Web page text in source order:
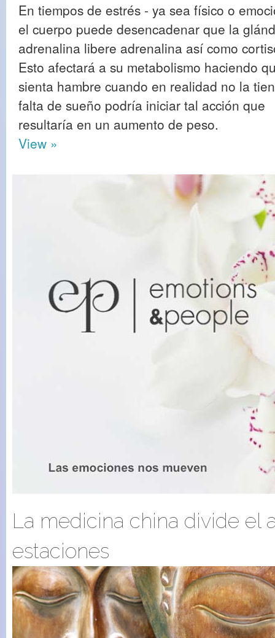
En tiempos de estrés - ya sea físico o
el cuerpo puede desencadenar que la
adrenalina libere adrenalina así como
Esto afectará a su metabolismo haciendo
sienta hambre cuando en realidad no la
falta de sueño podría iniciar tal acción que
resultaría en un aumento de peso.
View »
La medicina china divide el
estaciones